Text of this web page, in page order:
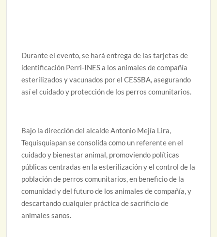
Durante el evento, se hará entrega de las tarjetas de
identificación Perri-INES a los animales de compañía
esterilizados y vacunados por el CESSBA, asegurando
así el cuidado y protección de los perros comunitarios.
Bajo la dirección del alcalde Antonio Mejía Lira,
Tequisquiapan se consolida como un referente en el
cuidado y bienestar animal, promoviendo políticas
públicas centradas en la esterilización y el control de la
población de perros comunitarios, en beneficio de la
comunidad y del futuro de los animales de compañía, y
descartando cualquier práctica de sacrificio de
animales sanos.